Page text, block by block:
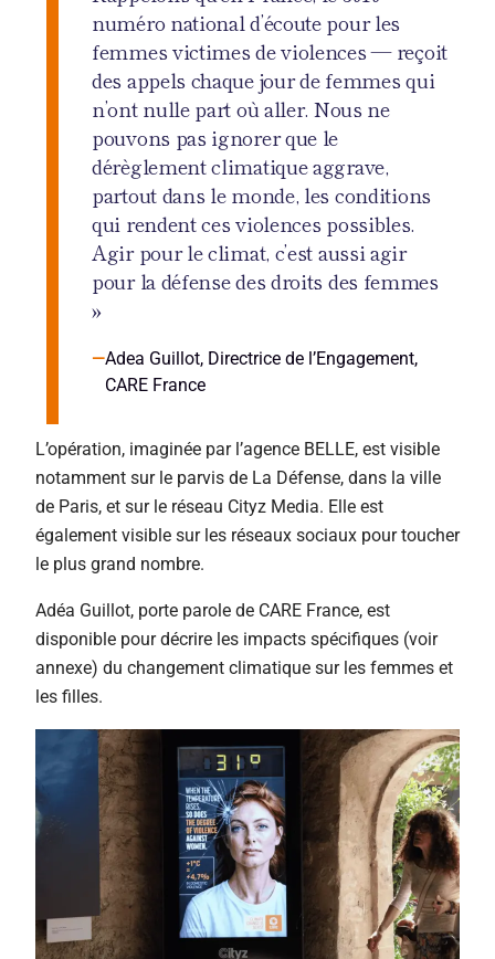
numéro national d’écoute pour les
femmes victimes de violences — reçoit
des appels chaque jour de femmes qui
n’ont nulle part où aller. Nous ne
pouvons pas ignorer que le
dérèglement climatique aggrave,
partout dans le monde, les conditions
qui rendent ces violences possibles.
Agir pour le climat, c’est aussi agir
pour la défense des droits des femmes
»
Adea Guillot, Directrice de l’Engagement,
CARE France
L’opération, imaginée par l’agence BELLE, est visible
notamment sur le parvis de La Défense, dans la ville
de Paris, et sur le réseau Cityz Media. Elle est
également visible sur les réseaux sociaux pour toucher
le plus grand nombre.
Adéa Guillot, porte parole de CARE France, est
disponible pour décrire les impacts spécifiques (voir
annexe) du changement climatique sur les femmes et
les filles.